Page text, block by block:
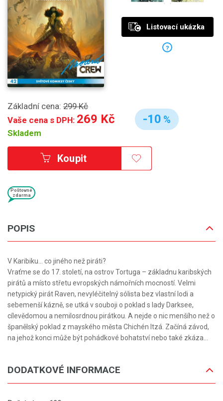
Základní cena: 299 Kč
Vaše cena s DPH: 269 Kč
Skladem
-10 %
Koupit
Poštovné
zdarma
POPIS
V Karibiku... co jiného než piráti?
Vraťme se do 17. století, na ostrov Tortuga – základnu karibských
pirátů a místo střetu evropských námořních mocností. Velmi
netypický pirát Raven, nevyléčitelný sólista bez vlastní lodi a
sebemenší kázně, se utká v souboji o poklad s lady Darksee,
cílevědomou a nemilosrdnou pirátkou. A nejde o nic menšího než o
španělský poklad z mayského města Chichén Itzá. Začíná závod,
na jehož konci může být pohádkové bohatství nebo také zkáza...
DODATKOVÉ INFORMACE
Listovací ukázka
?